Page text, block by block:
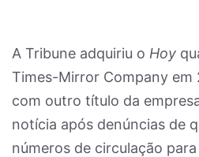
A Tribune adquiriu o Hoy
Times-Mirror Company em
com outro título da
notícia após denúncias de
números de circulação